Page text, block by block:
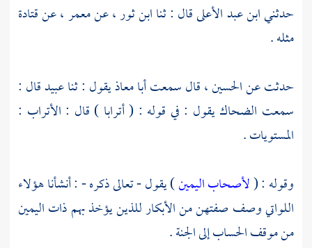
حدثنيابن عبد الأعلىقال : ثناابن ثور، عنمعمر، عنقتادة
مثله .
حدثت عنالحسين، قال سمعتأبا معاذيقول : ثناعبيدقال :
سمعت الضحاكيقول : في قوله : ( أترابا ) قال : الأتراب :
المستويات .
وقوله : (لأصحاب اليمين) يقول - تعالى ذكره - : أنشأنا هؤلاء
اللواتي وصف صفتهن من الأبكار للذين يؤخذ بهم ذات اليمين
من موقف الحساب إلى الجنة .